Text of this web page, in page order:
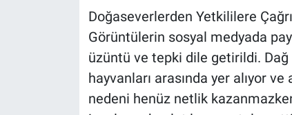
Doğaseverlerden Yetkililere Çağrı
Görüntülerin sosyal medyada
üzüntü ve tepki dile getirildi. Dağ
hayvanları arasında yer alıyor
nedeni henüz netlik